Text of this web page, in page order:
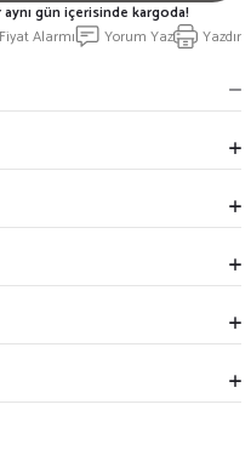
Fiyat Alarmı Yorum Yaz Yazdır
gün içerisinde kargoda!